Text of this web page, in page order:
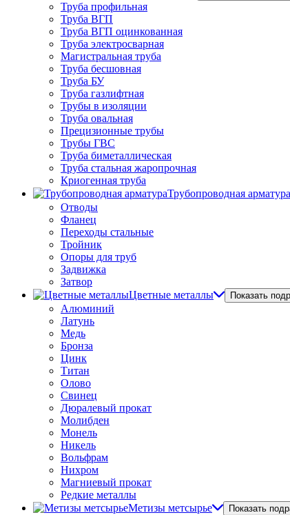
Труба профильная
Труба ВГП
Труба ВГП оцинкованная
Труба электросварная
Магистральная труба
Труба бесшовная
Труба БУ
Труба газлифтная
Трубы в изоляции
Труба овальная
Прецизионные трубы
Трубы ГВС
Труба биметаллическая
Труба стальная жаропрочная
Криогенная труба
Трубопроводная арматура
Отводы
Фланец
Переходы стальные
Тройник
Опоры для труб
Задвижка
Затвор
Цветные металлы
Показать
Алюминий
Латунь
Медь
Бронза
Цинк
Титан
Олово
Свинец
Дюралевый прокат
Молибден
Монель
Никель
Вольфрам
Нихром
Магниевый прокат
Редкие металлы
Метизы метсырье
Показать